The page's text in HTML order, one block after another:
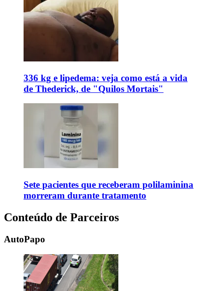
336 kg e lipedema: veja como está a vida
de Thederick, de "Quilos Mortais"
Sete pacientes que receberam polilaminina
morreram durante tratamento
Conteúdo de Parceiros
AutoPapo